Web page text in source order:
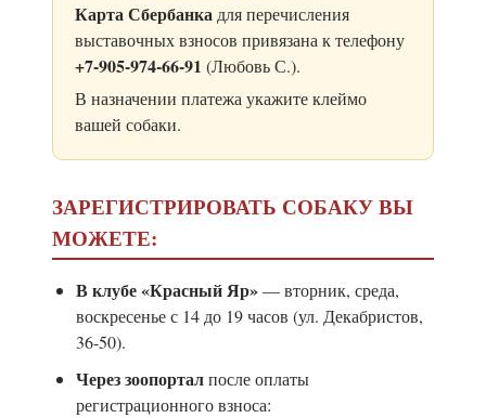
Карта Сбербанка для перечисления
выставочных взносов привязана к телефону
+7-905-974-66-91 (Любовь С.).
В назначении платежа укажите клеймо
вашей собаки.
ЗАРЕГИСТРИРОВАТЬ СОБАКУ ВЫ
МОЖЕТЕ:
В клубе «Красный Яр»— вторник, среда,
воскресенье с 14 до 19 часов (ул. Декабристов,
36-50).
Через зоопорталпосле оплаты
регистрационного взноса: